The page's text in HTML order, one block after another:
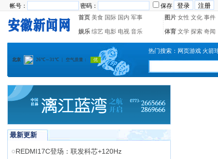
帐号： 密码：
保存
首页 美食 国际 国内 军事 图片 女性 文化 事件
娱乐 综艺 电影 电视 音乐 体育 文学 探索 奇闻
热门搜索： 网页游戏 火箭
最新更新
REDMI17C登场：联发科芯+120Hz